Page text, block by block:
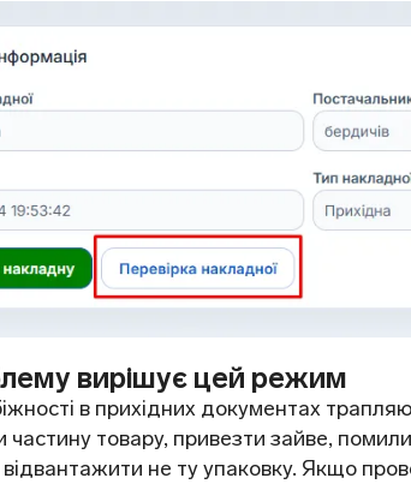
вирішує цей режим
в прихідних документах
товару, привезти зайве,
не ту упаковку. Якщо